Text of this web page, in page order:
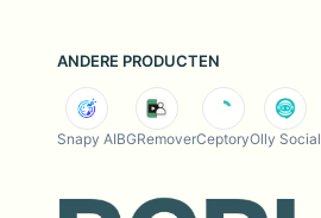
ANDERE PRODUCTEN
Snapy AIBGRemoverCeptoryOlly Social